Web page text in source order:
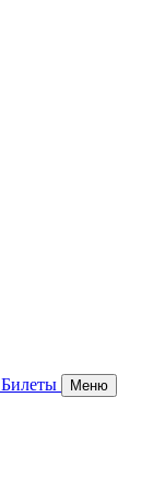
Билеты Меню